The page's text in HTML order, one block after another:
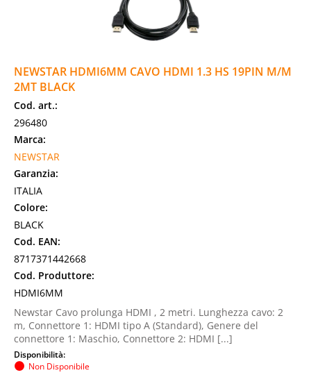
NEWSTAR HDMI6MM CAVO HDMI 1.3 HS 19PIN M/M
2MT BLACK
Cod. art.:
296480
Marca:
NEWSTAR
Garanzia:
ITALIA
Colore:
BLACK
Cod. EAN:
8717371442668
Cod. Produttore:
HDMI6MM
Newstar Cavo prolunga HDMI , 2 metri. Lunghezza cavo: 2
m, Connettore 1: HDMI tipo A (Standard), Genere del
connettore 1: Maschio, Connettore 2: HDMI [...]
Disponibilità:
Non Disponibile